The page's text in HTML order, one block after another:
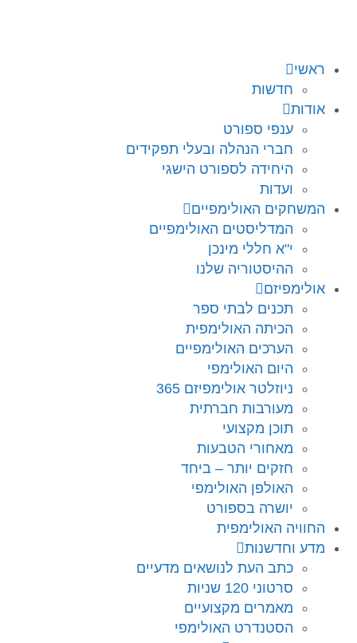
ראשי
חדשות
אודות
ענפי ספורט
חברי הנהלה ובעלי תפקידים
היחידה לספורט הישגי
ועדות
המשחקים האולימפיים
המדליסטים האולימפיים
י"א חללי מינכן
ההיסטוריה שלנו
אולימפיזם
תכנים לבתי ספר
הכיתה האולימפית
הערכים האולימפיים
היום האולימפי
ניוזלטר אולימפיזם 365
מעורבות חברתית
תוכן מקצועי
מאחורי הטבעות
חזקים יותר – ביחד
האולפן האולימפי
יושרה בספורט
החוויה האולימפית
מדע וחדשנות
כתב העת לנושאים מדעיים
סרטוני 120 שניות
מאמרים מקצועיים
הסטנדרט האולימפי